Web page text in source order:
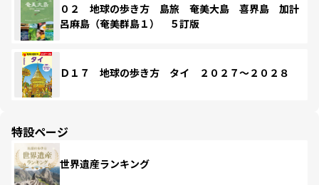
０２ 地球の歩き方 島旅 奄美大島 喜界島 加計
呂麻島（奄美群島１） ５訂版
Ｄ１７ 地球の歩き方 タイ ２０２７～２０２８
特設ページ
世界遺産ランキング